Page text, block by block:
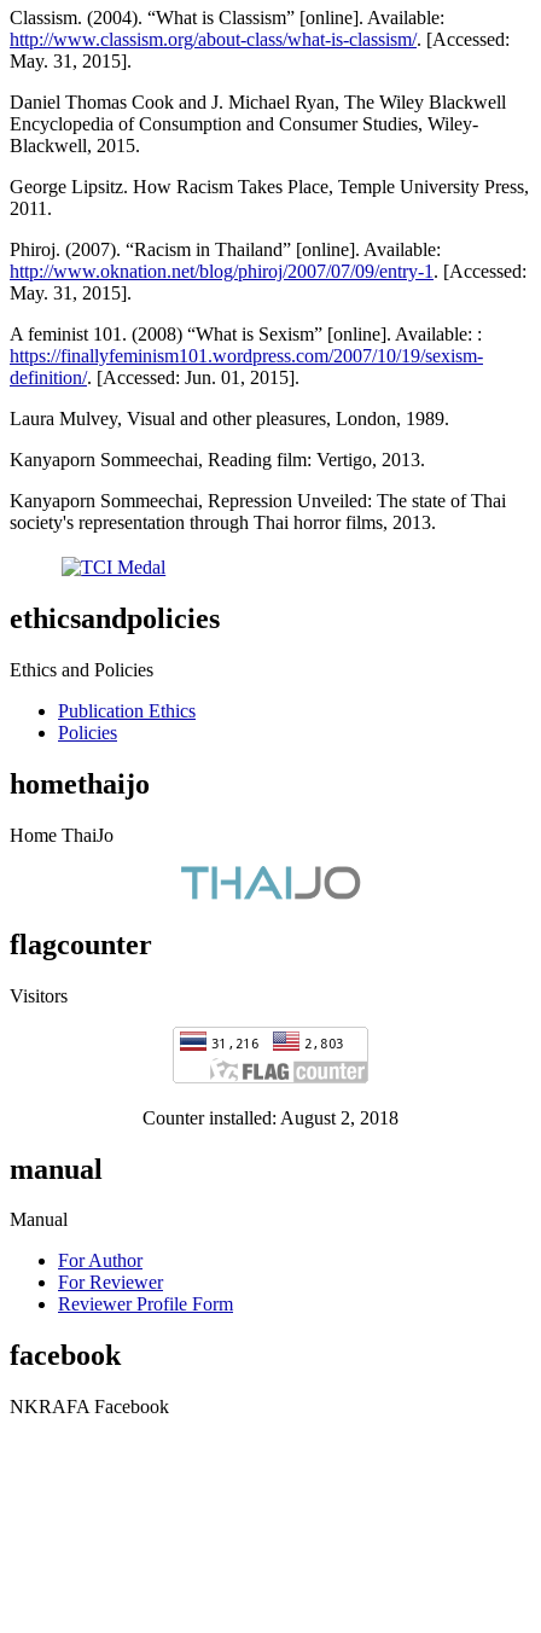
Classism. (2004). “What is Classism” [online]. Available:
http://www.classism.org/about-class/what-is-classism/. [Accessed:
May. 31, 2015].
Daniel Thomas Cook and J. Michael Ryan, The Wiley Blackwell
Encyclopedia of Consumption and Consumer Studies, Wiley-
Blackwell, 2015.
George Lipsitz. How Racism Takes Place, Temple University Press,
2011.
Phiroj. (2007). “Racism in Thailand” [online]. Available:
http://www.oknation.net/blog/phiroj/2007/07/09/entry-1 . [Accessed:
May. 31, 2015].
A feminist 101. (2008) “What is Sexism” [online]. Available: :
https://finallyfeminism101.wordpress.com/2007/10/19/sexism-
definition/. [Accessed: Jun. 01, 2015].
Laura Mulvey, Visual and other pleasures, London, 1989.
Kanyaporn Sommeechai, Reading film: Vertigo, 2013.
Kanyaporn Sommeechai, Repression Unveiled: The state of Thai
society's representation through Thai horror films, 2013.
ethicsandpolicies
Ethics and Policies
Publication Ethics
Policies
homethaijo
Home ThaiJo
flagcounter
Visitors
Counter installed: August 2, 2018
manual
Manual
For Author
For Reviewer
Reviewer Profile Form
facebook
NKRAFA Facebook